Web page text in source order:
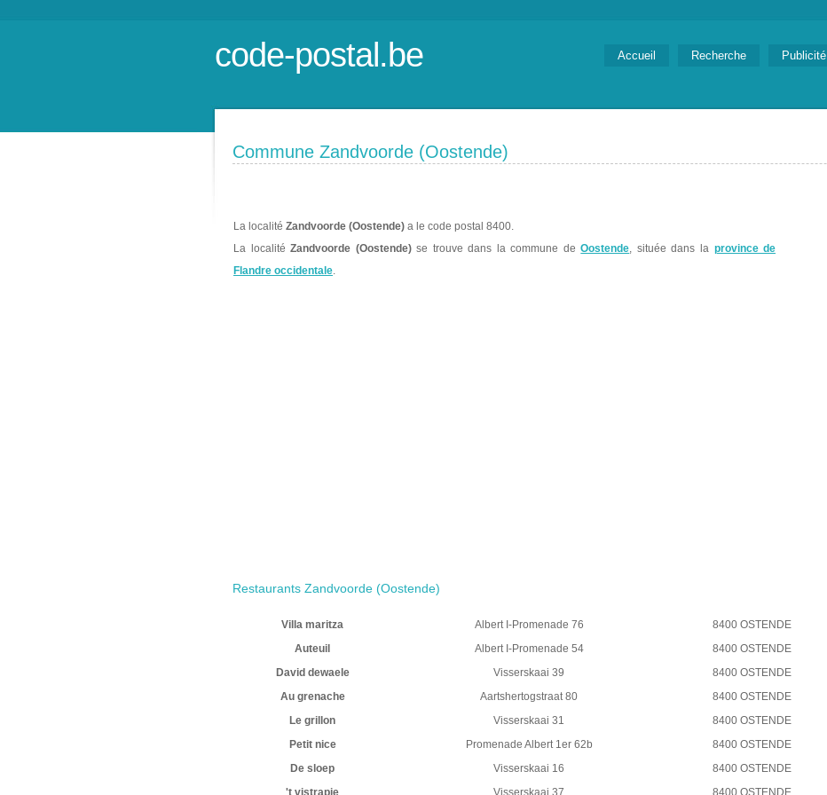
code-postal.be Accueil Recherche Publicité
Commune Zandvoorde (Oostende)
La localité Zandvoorde (Oostende) a le code postal 8400.
La localitéZandvoorde (Oostende)se trouve dans la commune deOostende, située dans la province de
Flandre occidentale.
Restaurants Zandvoorde (Oostende)
Villa maritza Albert I-Promenade 76 8400 OSTENDE
Auteuil
Albert I-Promenade 54 8400 OSTENDE
David dewaele
Visserskaai 39 8400 OSTENDE
Au grenache
Aartshertogstraat 80 8400 OSTENDE
Le grillon
Visserskaai 31 8400 OSTENDE
Petit nice
Promenade Albert 1er 62b 8400 OSTENDE
De sloep
Visserskaai 16 8400 OSTENDE
't vistrapje
Visserskaai 37 8400 OSTENDE